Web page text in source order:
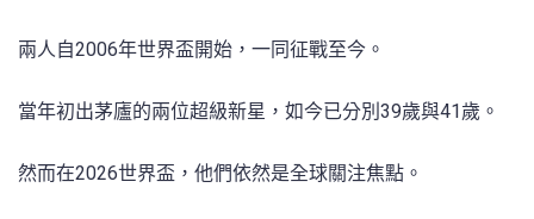
兩人自2006年世界盃開始，一同征戰至今。
當年初出茅廬的兩位超級新星，如今已分別39歲與41歲。
然而在2026世界盃，他們依然是全球關注焦點。